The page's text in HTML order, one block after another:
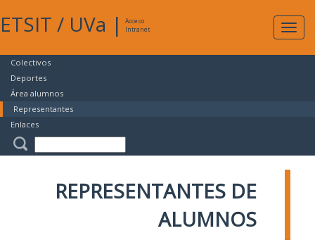
ETSIT / UVa |
Acceso
Intranet
Colectivos
Deportes
Área alumnos
Representantes
Enlaces
REPRESENTANTES DE
ALUMNOS